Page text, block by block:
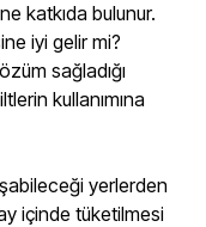
katkıda bulunur.
iyi gelir mi?
sağladığı
kullanımına
yerlerden
içinde tüketilmesi